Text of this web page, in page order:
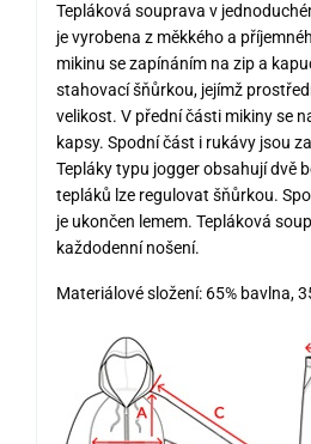
Tepláková souprava v
je vyrobena z měkkého a
mikinu se zapínáním na zip a
stahovací šňůrkou, jejímž
velikost. V přední části mikiny se
kapsy. Spodní část i rukávy jsou
Tepláky typu jogger obsahují dvě
tepláků lze regulovat šňůrkou.
je ukončen lemem. Tepláková
každodenní nošení.
Materiálové složení: 65% bavlna,